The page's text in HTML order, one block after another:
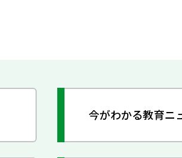
今がわかる教育ニ